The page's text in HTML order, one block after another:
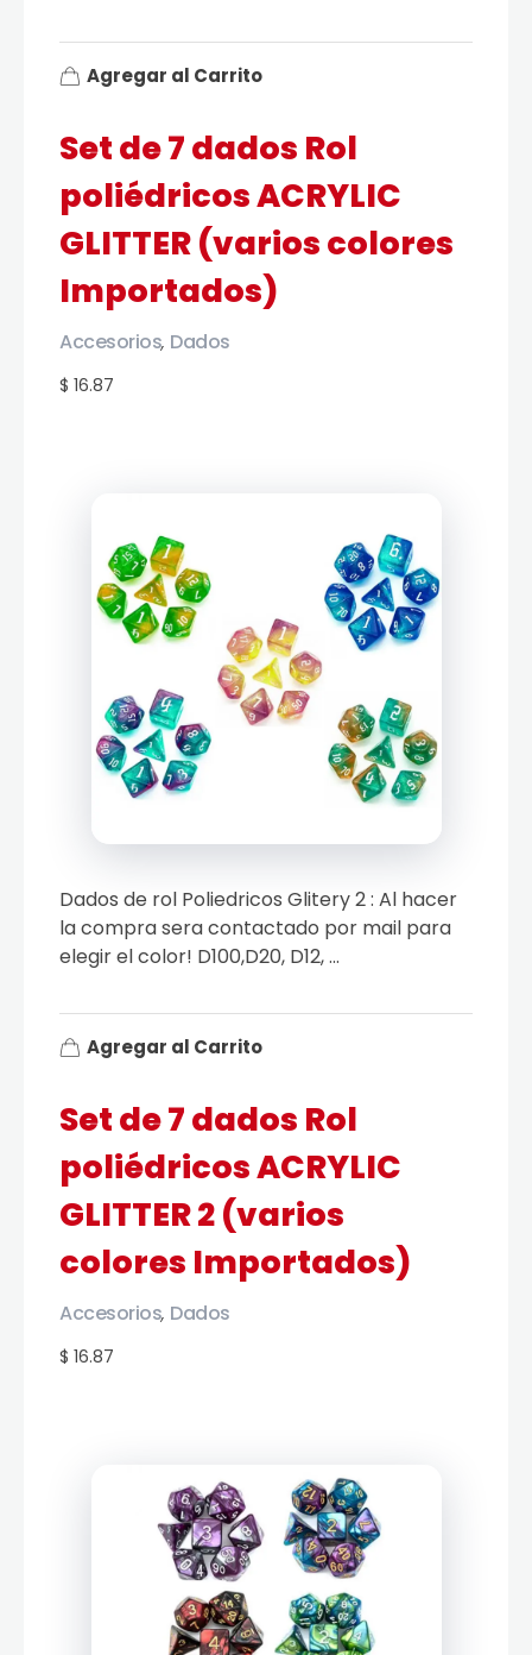
Set de 7 dados Rol
poliédricos ACRYLIC
GLITTER (varios colores
Importados)
$ 16.87
Accesorios, Dados
Agregar al Carrito
Set de 7 dados Rol
poliédricos ACRYLIC
GLITTER 2 (varios
colores Importados)
$ 16.87
Accesorios, Dados
Dados de rol Poliedricos Glitery 2 : Al hacer
la compra sera contactado por mail para
elegir el color! D100,D20, D12, ...
Agregar al Carrito